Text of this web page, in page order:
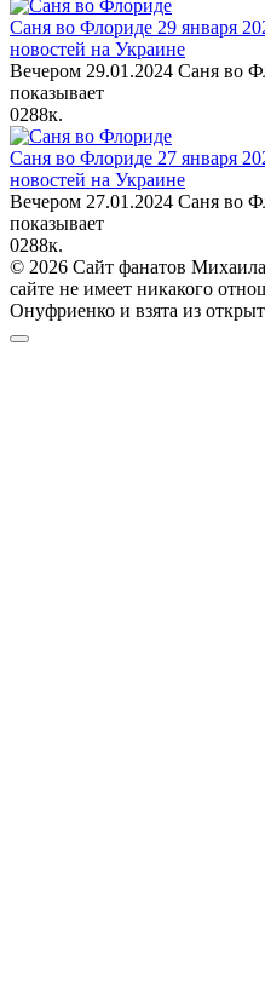
Саня во Флориде 29 января
новостей на Украине
Вечером 29.01.2024 Саня во
показывает
0288к.
Саня во Флориде 27 января
новостей на Украине
Вечером 27.01.2024 Саня во
показывает
0288к.
© 2026 Сайт фанатов
сайте не имеет никакого
Онуфриенко и взята из